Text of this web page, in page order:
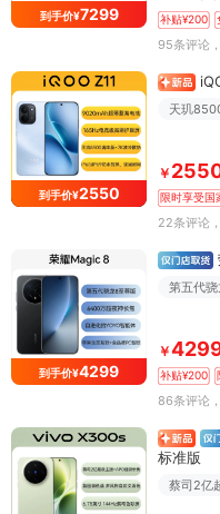
到手价¥7299
补贴¥200
95条评论
到手价¥2550
天玑
￥
限时享受国
22条评论
到手价¥4299
第五代
￥
补贴¥200
86条评论
标准版
蔡司2亿